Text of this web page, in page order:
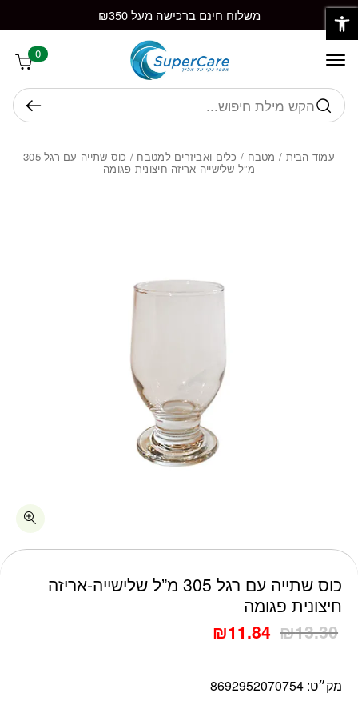
Skip to Content משלוח חינם ברכישה מעל ₪350
0
חיפוש
עמוד הבית / מטבח / כלים ואביזרים למטבח / כוס שתייה עם רגל 305
מ”ל שלישייה-אריזה חיצונית פגומה
כוס שתייה עם רגל 305 מ”ל שלישייה-אריזה
חיצונית פגומה
₪13.30
₪11.84
מק״ט: 8692952070754
כמות כוס שתייה עם רגל 305 מ"ל שלישייה-אריזה חיצונית פגומה
בחזרה למעלה
פתח סרגל נגישות